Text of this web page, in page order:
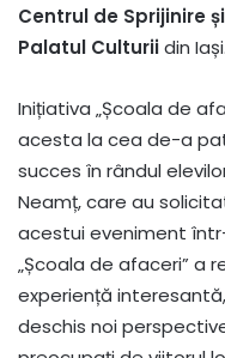
Centrul de Sprijinire
Palatul Culturiidin Iași.
Inițiativa „Școala de
acesta la cea de-a
succes în rândul
Neamț, care au
acestui eveniment
„Școala de afaceri” a
experiență
deschis noi